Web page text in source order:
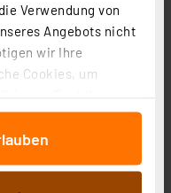
Verwendung von
Angebots nicht
wir Ihre
Cookies, um
und die Zugriffe
Außerdem geben
Werbung und
9,99 €
Statt
inkl. MwSt.